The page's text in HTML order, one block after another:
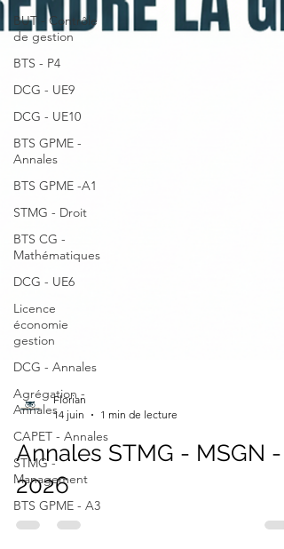
BUT - Contrôle
de gestion
BTS - P4
DCG - UE9
DCG - UE10
BTS GPME -
Annales
BTS GPME -A1
STMG - Droit
BTS CG -
Mathématiques
DCG - UE6
Licence
économie
gestion
DCG - Annales
Agrégation -
Annales
CAPET - Annales
STMG -
Management
BTS GPME - A3
Florian
14 juin
1 min de lecture
Annales STMG - MSGN -
2026